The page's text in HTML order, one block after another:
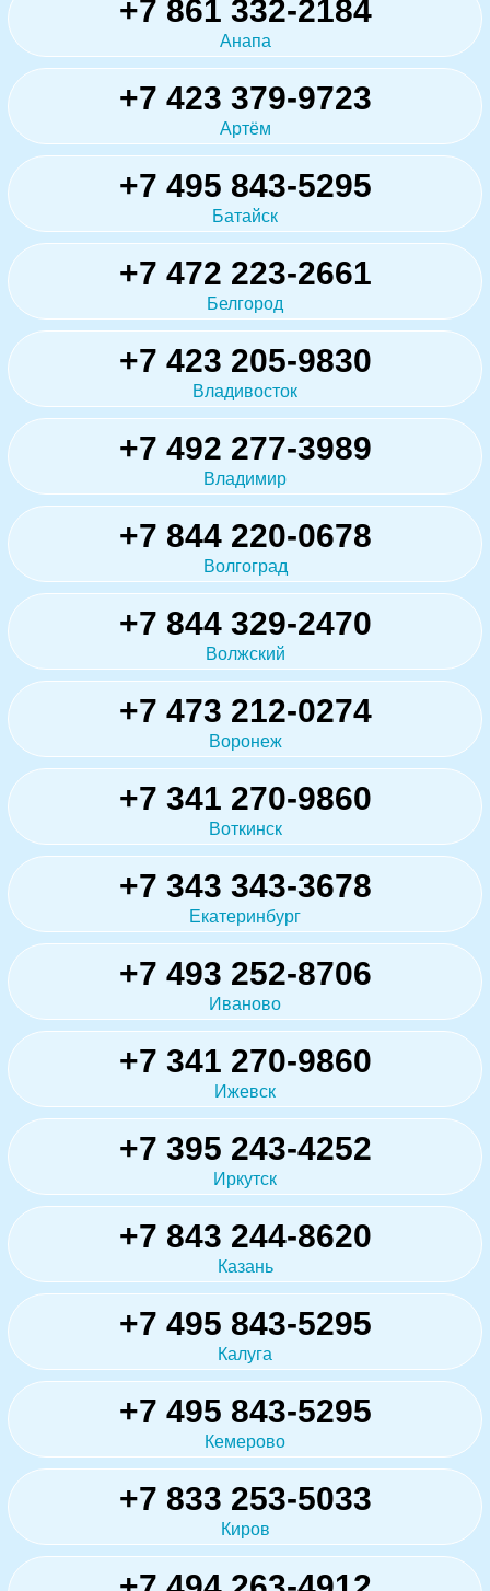
+7 861 332-2184
Анапа
+7 423 379-9723
Артём
+7 495 843-5295
Батайск
+7 472 223-2661
Белгород
+7 423 205-9830
Владивосток
+7 492 277-3989
Владимир
+7 844 220-0678
Волгоград
+7 844 329-2470
Волжский
+7 473 212-0274
Воронеж
+7 341 270-9860
Воткинск
+7 343 343-3678
Екатеринбург
+7 493 252-8706
Иваново
+7 341 270-9860
Ижевск
+7 395 243-4252
Иркутск
+7 843 244-8620
Казань
+7 495 843-5295
Калуга
+7 495 843-5295
Кемерово
+7 833 253-5033
Киров